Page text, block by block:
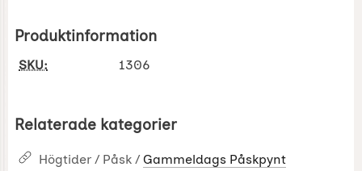
Produktinformation
SKU: 1306
Relaterade kategorier
Högtider / Påsk / Gammeldags Påskpynt